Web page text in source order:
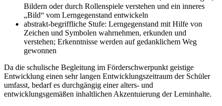
Bildern oder durch Rollenspiele verstehen und ein inneres
„Bild“ vom Lerngegenstand entwickeln
abstrakt-begriffliche Stufe: Lerngegenstand mit Hilfe von
Zeichen und Symbolen wahrnehmen, erkunden und
verstehen; Erkenntnisse werden auf gedanklichem Weg
gewonnen
Da die schulische Begleitung im Förderschwerpunkt geistige
Entwicklung einen sehr langen Entwicklungszeitraum der Schüler
umfasst, bedarf es durchgängig einer alters- und
entwicklungsgemäßen inhaltlichen Akzentuierung der Lerninhalte.